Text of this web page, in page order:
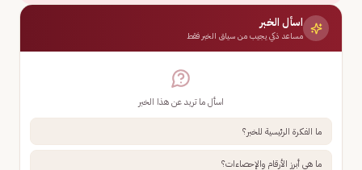
اسأل الخبر
مساعد ذكي يجيب من سياق الخبر فقط
اسأل ما تريد عن هذا الخبر
ما الفكرة الرئيسية للخبر؟
ما هي أبرز الأرقام والإحصاءات؟